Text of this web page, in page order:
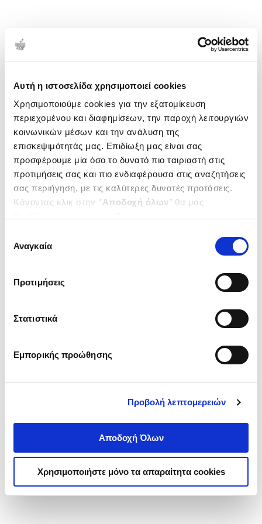
Αυτή η ιστοσελίδα χρησιμοποιεί cookies
Χρησιμοποιούμε cookies για την εξατομίκευση
περιεχομένου και διαφημίσεων, την παροχή λειτουργιών
κοινωνικών μέσων και την ανάλυση της
επισκεψιμότητάς μας. Επιδίωξη μας είναι σας
προσφέρουμε μία όσο το δυνατό πιο ταιριαστή στις
προτιμήσεις σας και πιο ενδιαφέρουσα στις αναζητήσεις
σας περιήγηση, με τις καλύτερες δυνατές προτάσεις.
Κάνοντας κλικ στην ‘’Αποδοχή όλων’’ θα μας
ενδιαφέρουν και να επιλέξετε από τα παρακάτω με την
΄΄και να ενημερωθείτε σχετικά με
συγκατάθεσης
Αναγκαία
Προτιμήσεις
Στατιστικά
Εμπορικής προώθησης
Προβολή λεπτομερειών
Αποδοχή Όλων
Χρησιμοποιήστε μόνο τα απαραίτητα cookies